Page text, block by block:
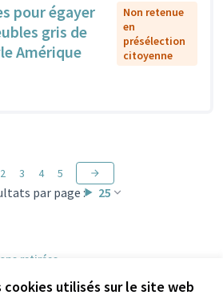
utilisés sur le site web
pour égayer
gris de
Amérique
Non retenue
en
présélection
citoyenne
par page : 25
2 3 4 5
retirées